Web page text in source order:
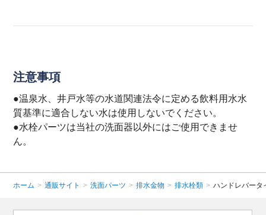
注意事項
●温泉水、井戸水等の水道関連法令に定める飲料用水水
質基準に適合しない水は使用しないでください。
●水栓パーツは当社の洗面器以外にはご使用できませ
ん。
ホーム > 通販サイト > 洗面パーツ > 排水金物 > 排水栓類 > ハンドレバータ